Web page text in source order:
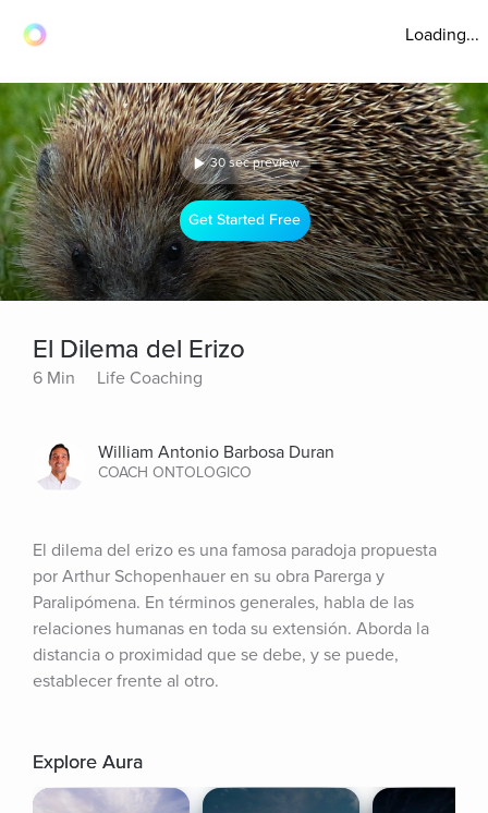
Loading...
30 sec preview
Get Started Free
El Dilema del Erizo
6 Min Life Coaching
William Antonio Barbosa Duran
COACH ONTOLOGICO
El dilema del erizo es una famosa paradoja propuesta
por Arthur Schopenhauer en su obra Parerga y
Paralipómena. En términos generales, habla de las
relaciones humanas en toda su extensión. Aborda la
distancia o proximidad que se debe, y se puede,
establecer frente al otro.
Explore Aura